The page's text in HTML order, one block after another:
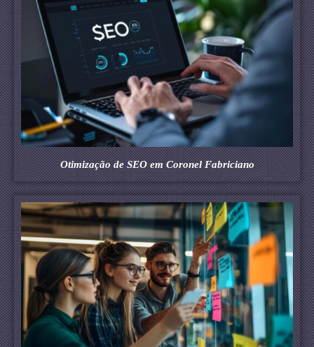
Otimização de SEO em Coronel Fabriciano